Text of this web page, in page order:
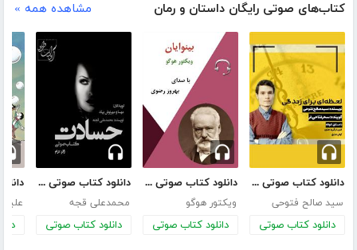
کتاب‌های صوتی رایگان داستان و رمان مشاهده همه »
دانلود کتاب صوتی لحظه‌ای برای زندگی
سید صالح فتوحی
دانلود کتاب صوتی
دانلود کتاب صوتی بینوایان
ویکتور هوگو
دانلود کتاب صوتی
دانلود کتاب صوتی حسادت
محمدعلی قجه
دانلود کتاب صوتی